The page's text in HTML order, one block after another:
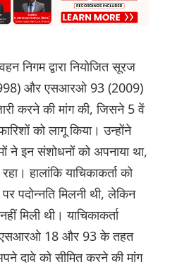
निगम द्वारा नियोजित सूरज
और एसआरओ 93 (2009)
करने की मांग की, जिसने 5 वें
को लागू किया। उन्होंने
ने इन संशोधनों को अपनाया था,
हालांकि याचिकाकर्ता को
पदोन्नति मिलनी थी, लेकिन
मिली थी। याचिकाकर्ता
एसआरओ 18 और 93 के तहत
दावे को सीमित करने की मांग